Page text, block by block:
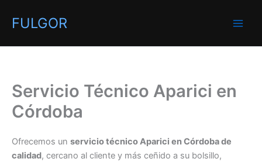
FULGOR
Servicio Técnico Aparici en
Córdoba
Ofrecemos un servicio técnico Aparici en Córdoba de
calidad, cercano al cliente y más ceñido a su bolsillo,